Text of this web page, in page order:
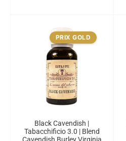
PRIX GOLD
Black Cavendish |
Tabacchificio 3.0 | Blend